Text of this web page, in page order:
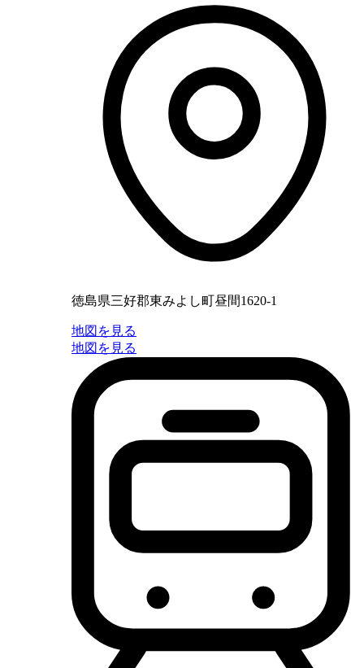
徳島県三好郡東みよし町昼間1620-1
地図を見る
地図を見る